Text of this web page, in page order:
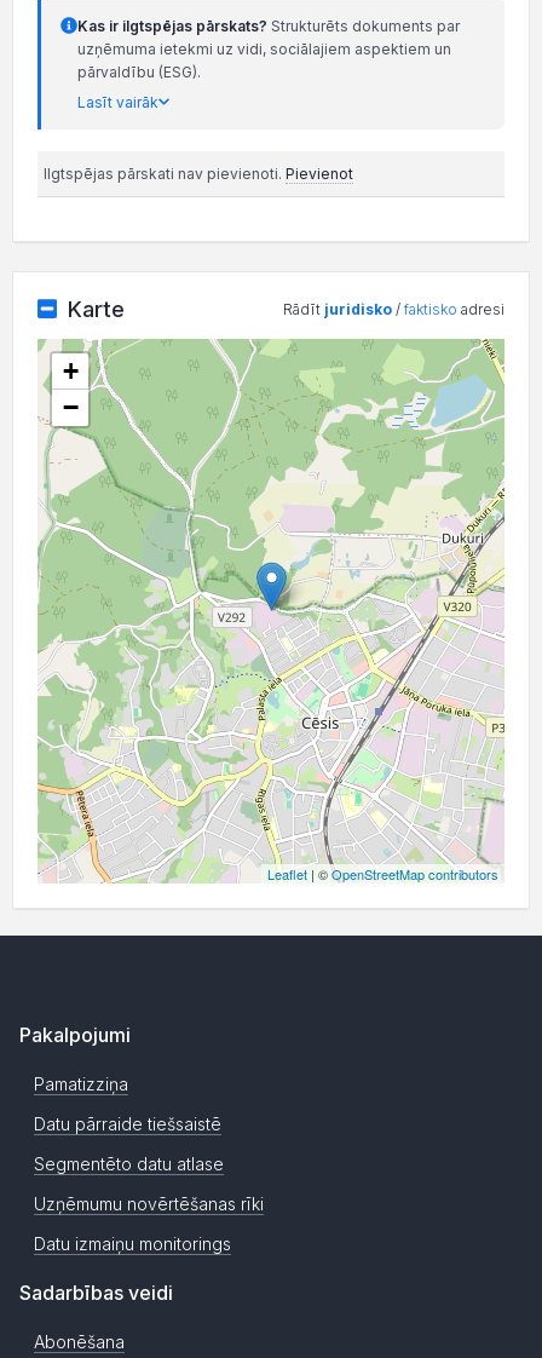
Kas ir ilgtspējas pārskats? Strukturēts dokuments par
uzņēmuma ietekmi uz vidi, sociālajiem aspektiem un
pārvaldību (ESG).
Lasīt vairāk
Ilgtspējas pārskati nav pievienoti. Pievienot
Karte Rādīt juridisko /faktisko adresi
+
−
Leaflet | ©OpenStreetMap contributors
Pakalpojumi
Pamatizziņa
Datu pārraide tiešsaistē
Segmentēto datu atlase
Uzņēmumu novērtēšanas rīki
Datu izmaiņu monitorings
Sadarbības veidi
Abonēšana